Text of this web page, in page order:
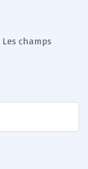
Les champs